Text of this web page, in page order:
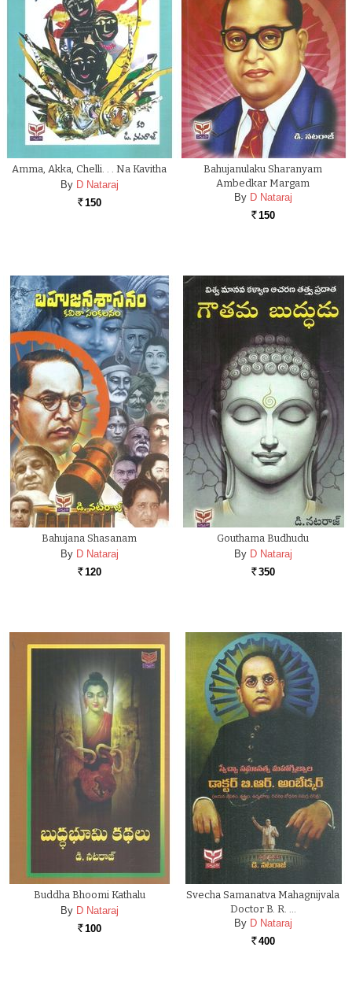
Amma, Akka, Chelli. . . Na Kavitha
By D Nataraj
Rs. 150
Bahujanulaku Sharanyam
Ambedkar Margam
By D Nataraj
Rs. 150
Bahujana Shasanam
By D Nataraj
Rs. 120
Gouthama Budhudu
By D Nataraj
Rs. 350
Buddha Bhoomi Kathalu
By D Nataraj
Rs. 100
Svecha Samanatva Mahagnijvala
Doctor B. R. …
By D Nataraj
Rs. 400